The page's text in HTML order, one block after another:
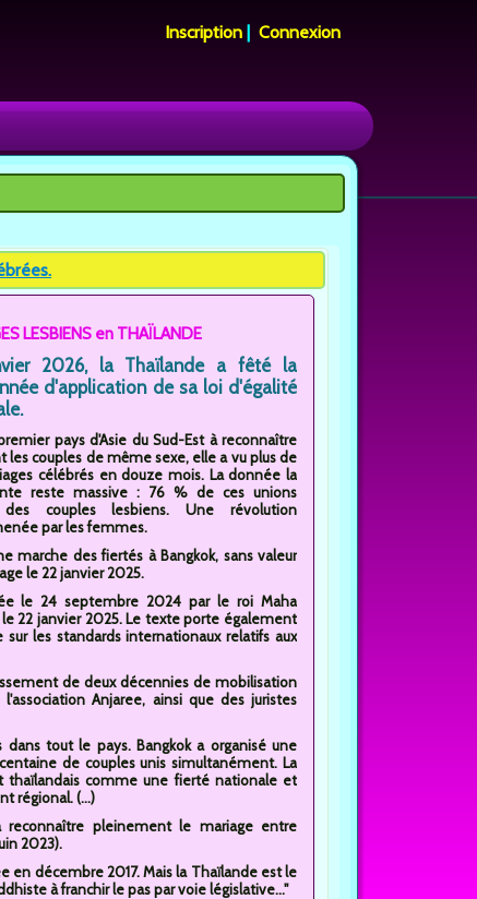
Inscription |Connexion
LESBIENS en THAÏLANDE
2026, la Thaïlande a fêté la
d'application de sa loi d'égalité
pays d'Asie du Sud-Est à reconnaître
les couples de même sexe, elle a vu plus de
célébrés en douze mois. La donnée la
reste massive : 76 % de ces unions
des couples lesbiens. Une révolution
par les femmes.
marche des fiertés à Bangkok, sans valeur
le 22 janvier 2025.
le 24 septembre 2024 par le roi Maha
22 janvier 2025. Le texte porte également
les standards internationaux relatifs aux
de deux décennies de mobilisation
Anjaree, ainsi que des juristes
tout le pays. Bangkok a organisé une
de couples unis simultanément. La
comme une fierté nationale et
régional. (...)
pleinement le mariage entre
2023).
en décembre 2017. Mais la Thaïlande est le
à franchir le pas par voie législative..."